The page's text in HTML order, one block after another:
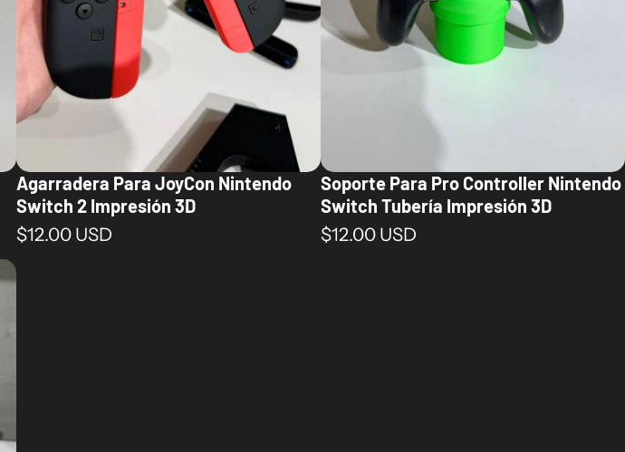
Agarradera Para JoyCon Nintendo
Switch 2 Impresión 3D
Precio normal
$12.00 USD
Soporte Para Pro Controller Nintendo
Switch Tubería Impresión 3D
Precio normal
$12.00 USD